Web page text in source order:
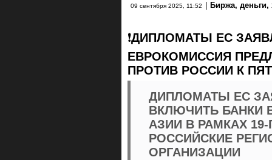
09 сентября 2025, 11:52 Биржа, деньги,
❗️ДИПЛОМАТЫ ЕС
ЕВРОКОМИССИЯ
ПРОТИВ РОССИИ К
ДИПЛОМАТЫ ЕС
ВКЛЮЧИТЬ БАНКИ
АЗИИ В РАМКАХ
РОССИЙСКИЕ
ОРГАНИЗАЦИИ